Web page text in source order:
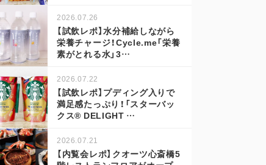
2026.07.26
【試飲レポ】水分補給しながら
栄養チャージ！Cycle.me「栄養
素がとれる水」3…
2026.07.22
【試飲レポ】プディング入りで
満足感たっぷり！「スターバッ
クス® DELIGHT …
2026.07.21
【内覧会レポ】クオーツ心斎橋5